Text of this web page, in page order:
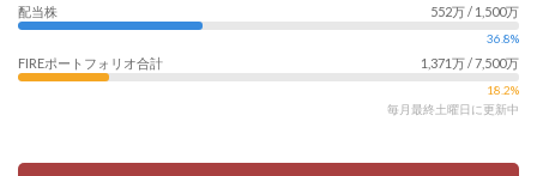
配当株 552万 / 1,500万
36.8%
FIREポートフォリオ合計 1,371万 / 7,500万
18.2%
毎月最終土曜日に更新中